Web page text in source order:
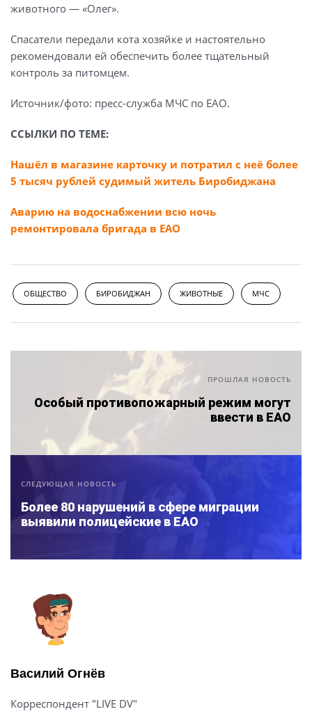
животного — «Олег».
Спасатели передали кота хозяйке и настоятельно
рекомендовали ей обеспечить более тщательный
контроль за питомцем.
Источник/фото: пресс-служба МЧС по ЕАО.
ССЫЛКИ ПО ТЕМЕ:
Нашёл в магазине карточку и потратил с неё более
5 тысяч рублей судимый житель Биробиджана
Аварию на водоснабжении всю ночь
ремонтировала бригада в ЕАО
ОБЩЕСТВО БИРОБИДЖАН ЖИВОТНЫЕ МЧС
ПРОШЛАЯ НОВОСТЬ
Особый противопожарный режим могут
ввести в ЕАО
СЛЕДУЮЩАЯ НОВОСТЬ
Более 80 нарушений в сфере миграции
выявили полицейские в ЕАО
Василий Огнёв
Корреспондент "LIVE DV"